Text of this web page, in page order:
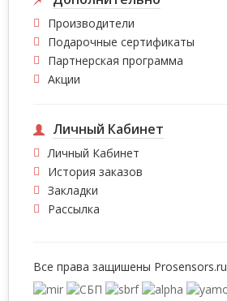
Производители
Подарочные сертификаты
Партнерская программа
Акции
Личный Кабинет
Личный Кабинет
История заказов
Закладки
Рассылка
Все права защишены Prosensors.ru